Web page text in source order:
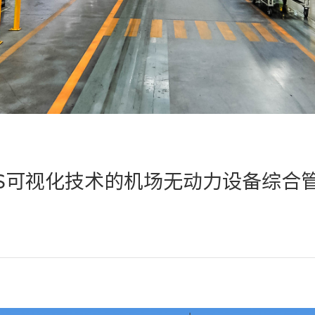
可视化技术的机场无动力设备综合